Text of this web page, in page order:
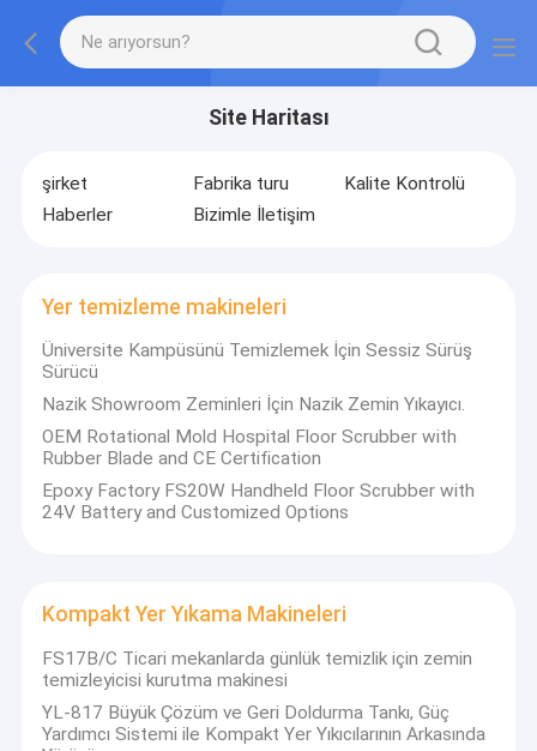
Site Haritası
şirket Fabrika turu
Kalite Kontrolü
Haberler
Bizimle İletişim
Yer temizleme makineleri
Üniversite Kampüsünü Temizlemek İçin Sessiz Sürüş
Sürücü
Nazik Showroom Zeminleri İçin Nazik Zemin Yıkayıcı.
OEM Rotational Mold Hospital Floor Scrubber with
Rubber Blade and CE Certification
Epoxy Factory FS20W Handheld Floor Scrubber with
24V Battery and Customized Options
Kompakt Yer Yıkama Makineleri
FS17B/C Ticari mekanlarda günlük temizlik için zemin
temizleyicisi kurutma makinesi
YL-817 Büyük Çözüm ve Geri Doldurma Tankı, Güç
Yardımcı Sistemi ile Kompakt Yer Yıkıcılarının Arkasında